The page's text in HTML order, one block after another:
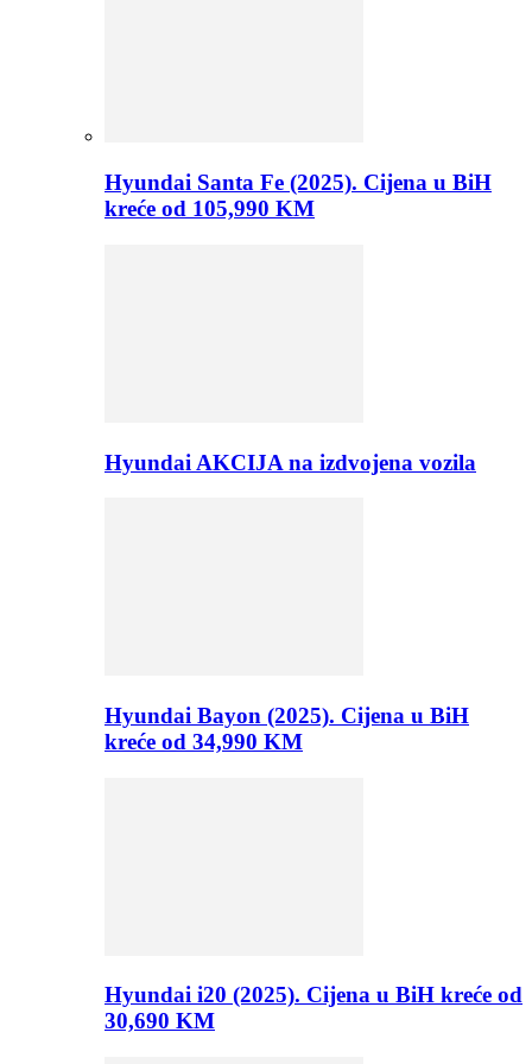
Hyundai Santa Fe (2025). Cijena u BiH
kreće od 105,990 KM
Hyundai AKCIJA na izdvojena vozila
Hyundai Bayon (2025). Cijena u BiH
kreće od 34,990 KM
Hyundai i20 (2025). Cijena u BiH kreće od
30,690 KM